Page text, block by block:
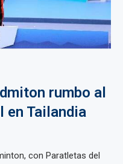
rumbo al
en Tailandia
con Paratletas del